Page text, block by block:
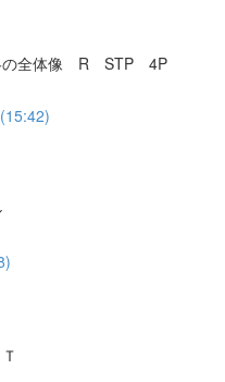
の全体像 R STP 4P